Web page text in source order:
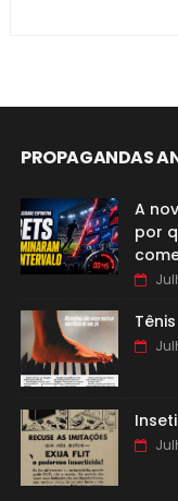
PROPAGANDAS
A
por